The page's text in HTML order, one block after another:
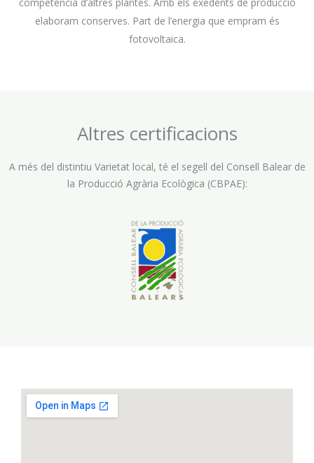
elaboram conserves. Part de l’energia que empram és
fotovoltaica.
Altres certificacions
A més del distintiu Varietat local, té el segell del Consell Balear de
la Producció Agrària Ecològica (CBPAE):